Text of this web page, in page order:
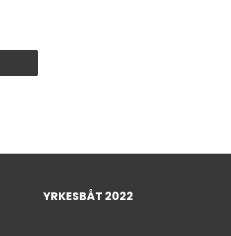
YRKESBÅT 2022